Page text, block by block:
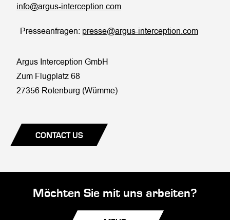
info@argus-interception.com
Presseanfragen: presse@argus-interception.com
Argus Interception GmbH
Zum Flugplatz 68
27356 Rotenburg (Wümme)
CONTACT US
Möchten Sie mit uns arbeiten?